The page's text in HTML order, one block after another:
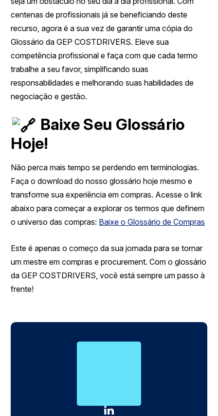
centenas de profissionais já se beneficiando deste
recurso, agora é a sua vez de garantir uma cópia do
Glossário da GEP COSTDRIVERS. Eleve sua
competência profissional e faça com que cada termo
trabalhe a seu favor, simplificando suas
responsabilidades e melhorando suas habilidades de
negociação e gestão.
Baixe Seu Glossário
Hoje!
Não perca mais tempo se perdendo em terminologias.
Faça o download do nosso glossário hoje mesmo e
transforme sua experiência em compras. Acesse o link
abaixo para começar a explorar os termos que definem
o universo das compras: Baixe o Glossário de Compras
Este é apenas o começo da sua jornada para se tornar
um mestre em compras e procurement. Com o glossário
da GEP COSTDRIVERS, você está sempre um passo à
frente!